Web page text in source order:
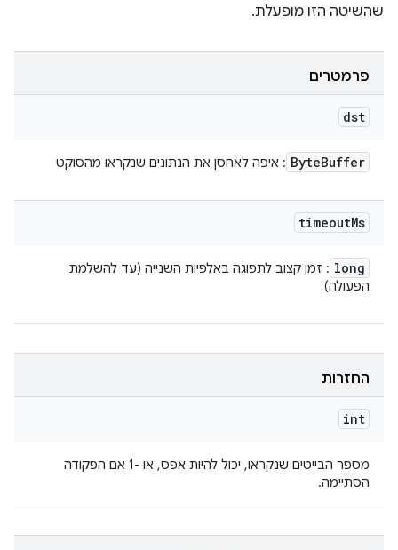
שהשיטה הזו מופעלת.
פרמטרים
dst
ByteBuffer : איפה לאחסן את הנתונים שנקראו מהסוקט
timeoutMs
long : זמן קצוב לתפוגה באלפיות השנייה (עד להשלמת
הפעולה)
החזרות
int
מספר הבייטים שנקראו, יכול להיות אפס, או -1 אם הפקודה
הסתיימה.